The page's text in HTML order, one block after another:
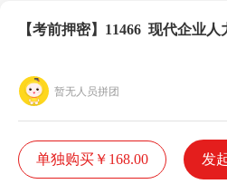
【考前押密】11466 现代企业
暂无人员拼团
单独购买￥168.00 发